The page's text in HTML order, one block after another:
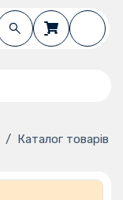
Каталог товарів